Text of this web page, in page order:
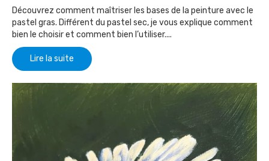
Découvrez comment maîtriser les bases de la peinture avec le
pastel gras. Différent du pastel sec, je vous explique comment
bien le choisir et comment bien l’utiliser....
Lire la suite